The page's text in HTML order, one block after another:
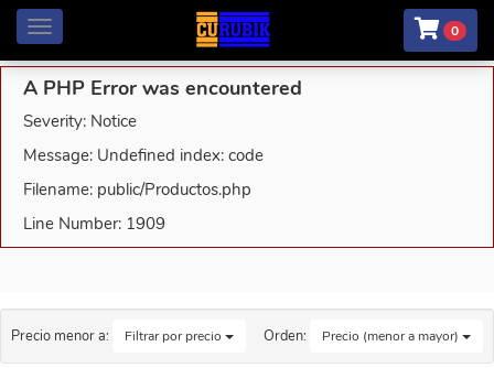
A PHP Error was encountered
Severity: Notice
Message: Undefined index: code
Filename: public/Productos.php
Line Number: 1909
Menú 0
Precio menor a: Filtrar por precio Orden: Precio (menor a mayor)